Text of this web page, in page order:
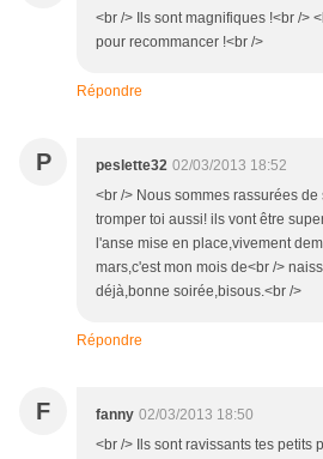
<br /> Ils sont magnifiques !<br />
pour recommancer !<br />
Répondre
P peslette32 02/03/2013 18:52
<br /> Nous sommes rassurées
tromper toi aussi! ils vont être
l'anse mise en place,vivement
mars,c'est mon mois de<br />
déjà,bonne soirée,bisous.<br />
Répondre
F fanny 02/03/2013 18:50
<br /> Ils sont ravissants tes petits